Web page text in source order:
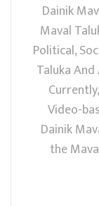
Dainik
Maval
Political,
Taluka
Video-
Dainik
the